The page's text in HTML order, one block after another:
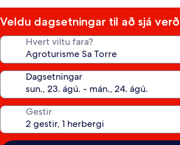
Veldu dagsetningar til að sjá verð
Hvert viltu fara?
Dagsetningar
Gestir